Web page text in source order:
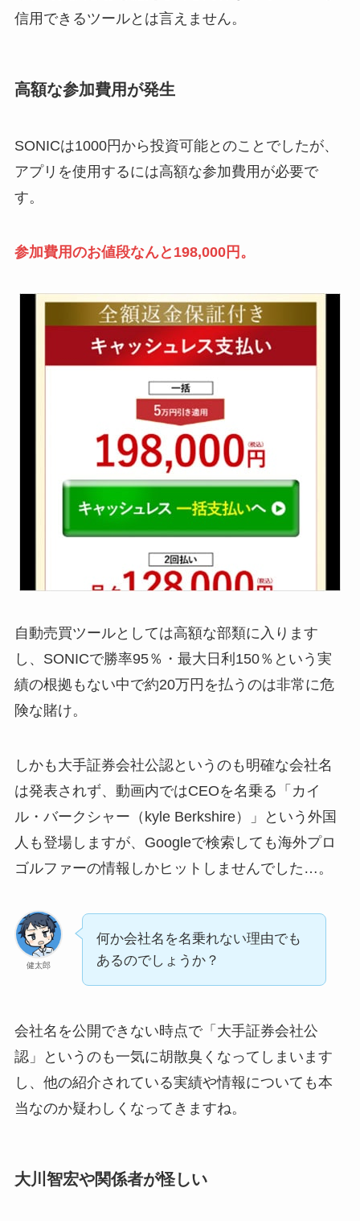
信用できるツールとは言えません。
高額な参加費用が発生
SONICは1000円から投資可能とのことでしたが、
アプリを使用するには高額な参加費用が必要で
す。
参加費用のお値段なんと198,000円。
自動売買ツールとしては高額な部類に入ります
し、SONICで勝率95％・最大日利150％という実
績の根拠もない中で約20万円を払うのは非常に危
険な賭け。
しかも大手証券会社公認というのも明確な会社名
は発表されず、動画内ではCEOを名乗る「カイ
ル・バークシャー（kyle Berkshire）」という外国
人も登場しますが、Googleで検索しても海外プロ
ゴルファーの情報しかヒットしませんでした…。
健太郎
何か会社名を名乗れない理由でも
あるのでしょうか？
会社名を公開できない時点で「大手証券会社公
認」というのも一気に胡散臭くなってしまいます
し、他の紹介されている実績や情報についても本
当なのか疑わしくなってきますね。
大川智宏や関係者が怪しい